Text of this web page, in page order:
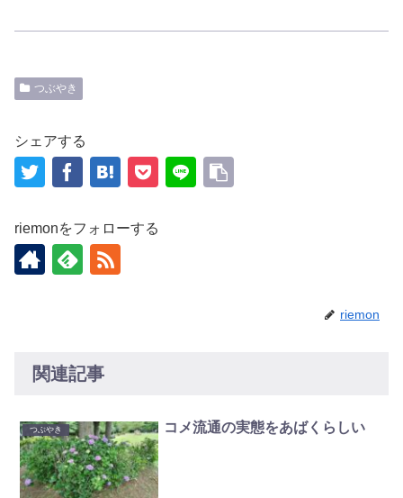
つぶやき
シェアする
riemonをフォローする
riemon
関連記事
つぶやき コメ流通の実態をあばくらしい